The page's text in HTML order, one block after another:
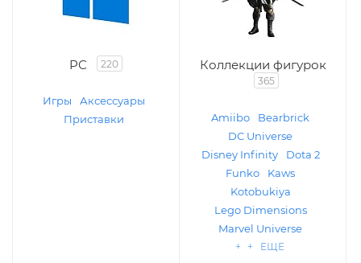
PC 220
Игры
Аксессуары
Приставки
Коллекции фигурок
365
Amiibo
Bearbrick
DC Universe
Disney Infinity
Dota 2
Funko
Kaws
Kotobukiya
Lego Dimensions
Marvel Universe
+ + ЕЩЕ